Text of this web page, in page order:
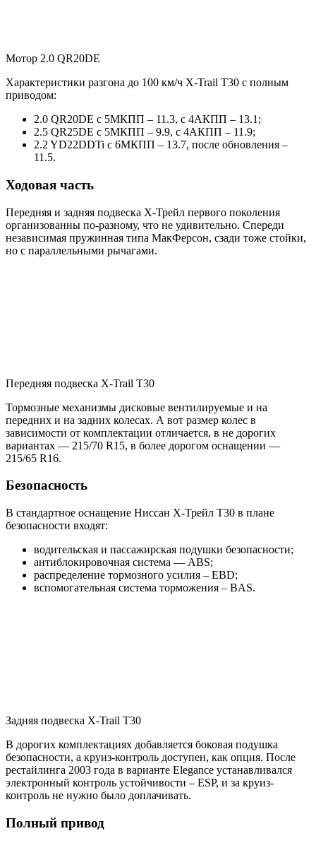
Мотор 2.0 QR20DE
Характеристики разгона до 100 км/ч X-Trail T30 с полным
приводом:
2.0 QR20DE с 5МКПП – 11.3, с 4АКПП – 13.1;
2.5 QR25DE с 5МКПП – 9.9, с 4АКПП – 11.9;
2.2 YD22DDTi с 6МКПП – 13.7, после обновления –
11.5.
Ходовая часть
Передняя и задняя подвеска Х-Трейл первого поколения
организованны по-разному, что не удивительно. Спереди
независимая пружинная типа МакФерсон, сзади тоже стойки,
но с параллельными рычагами.
Передняя подвеска X-Trail T30
Тормозные механизмы дисковые вентилируемые и на
передних и на задних колесах. А вот размер колес в
зависимости от комплектации отличается, в не дорогих
вариантах — 215/70 R15, в более дорогом оснащении —
215/65 R16.
Безопасность
В стандартное оснащение Ниссан Х-Трейл Т30 в плане
безопасности входят:
водительская и пассажирская подушки безопасности;
антиблокировочная система — ABS;
распределение тормозного усилия – EBD;
вспомогательная система торможения – BAS.
Задняя подвеска X-Trail T30
В дорогих комплектациях добавляется боковая подушка
безопасности, а круиз-контроль доступен, как опция. После
рестайлинга 2003 года в варианте Elegance устанавливался
электронный контроль устойчивости – ESP, и за круиз-
контроль не нужно было доплачивать.
Полный привод